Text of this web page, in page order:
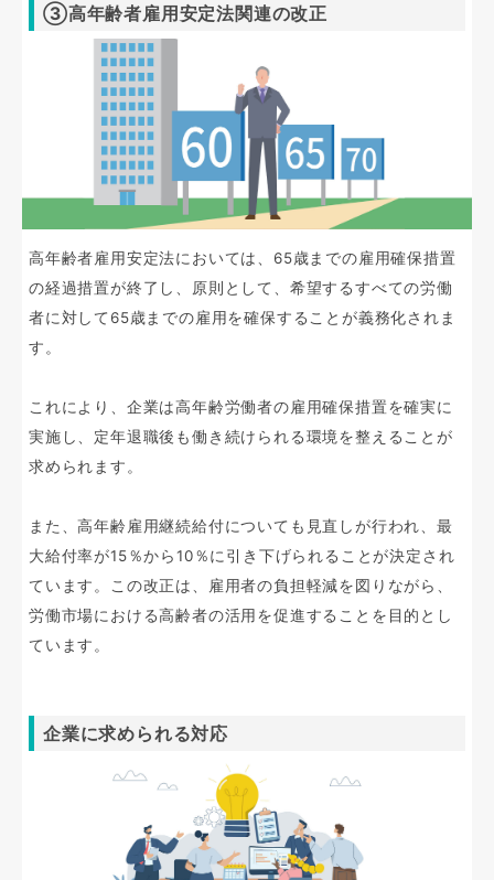
③高年齢者雇用安定法関連の改正
高年齢者雇用安定法においては、65歳までの雇用確保措置
の経過措置が終了し、原則として、希望するすべての労働
者に対して65歳までの雇用を確保することが義務化されま
す。
これにより、企業は高年齢労働者の雇用確保措置を確実に
実施し、定年退職後も働き続けられる環境を整えることが
求められます。
また、高年齢雇用継続給付についても見直しが行われ、最
大給付率が15％から10％に引き下げられることが決定され
ています。この改正は、雇用者の負担軽減を図りながら、
労働市場における高齢者の活用を促進することを目的とし
ています。
企業に求められる対応